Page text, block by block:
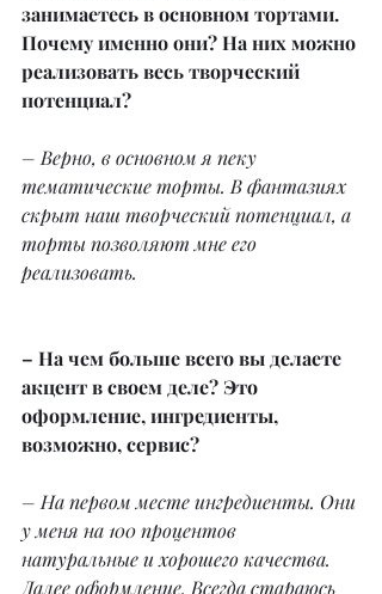
занимаетесь в основном тортами.
Почему именно они? На них можно
реализовать весь творческий
потенциал?
– Верно, в основном я пеку
тематические торты. В фантазиях
скрыт наш творческий потенциал, а
торты позволяют мне его
реализовать.
– На чем больше всего вы делаете
акцент в своем деле? Это
оформление, ингредиенты,
возможно, сервис?
– На первом месте ингредиенты. Они
у меня на 100 процентов
натуральные и хорошего качества.
Далее оформление. Всегда стараюсь